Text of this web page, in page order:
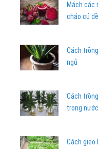
Mách các
cháo củ
Cách
ngủ
Cách
trong nước
Cách gieo